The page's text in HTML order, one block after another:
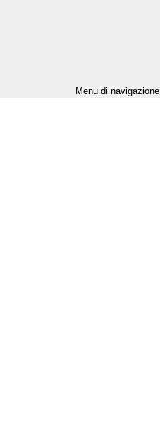
Menu di navigazione